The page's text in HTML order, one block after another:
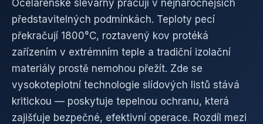
Ocelárenské slévárny pracují v nejnáročnějších
představitelných podmínkách. Teploty pecí
překračují 1800°C, roztavený kov protéká
zařízením v extrémním teple a tradiční izolační
materiály prostě nemohou přežít. Zde se
vysokoteplotní technologie slídových listů stává
kritickou — poskytuje tepelnou ochranu, která
zajišťuje bezpečné, efektivní operace. Rozdíl mezi